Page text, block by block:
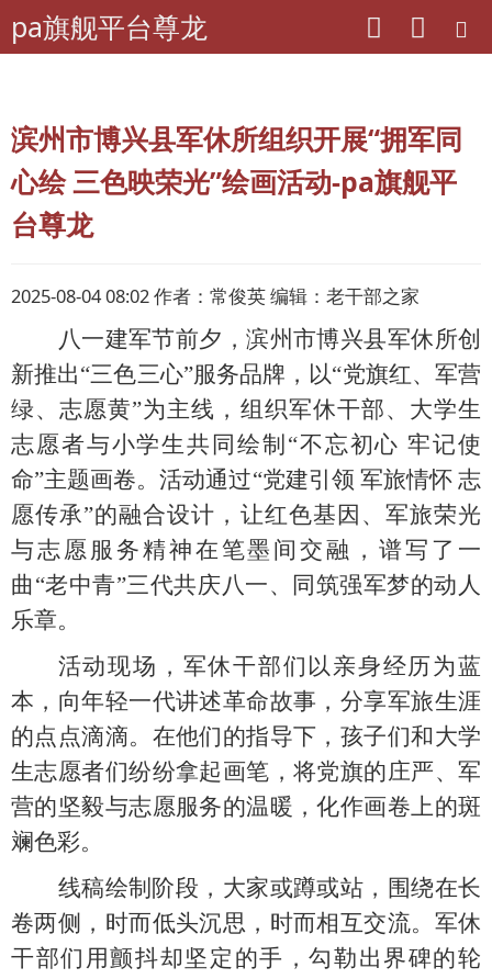
pa旗舰平台尊龙
pa旗舰平台尊龙 山东老干部工作
滨州市博兴县军休所组织开展“拥军同
心绘 三色映荣光”绘画活动-pa旗舰平
台尊龙
2025-08-04 08:02 作者：常俊英 编辑：老干部之家
八一建军节前夕，滨州市博兴县军休所创
新推出“三色三心”服务品牌，以“党旗红、军营
绿、志愿黄”为主线，组织军休干部、大学生
志愿者与小学生共同绘制“不忘初心 牢记使
命”主题画卷。活动通过“党建引领 军旅情怀 志
愿传承”的融合设计，让红色基因、军旅荣光
与志愿服务精神在笔墨间交融，谱写了一
曲“老中青”三代共庆八一、同筑强军梦的动人
乐章。
活动现场，军休干部们以亲身经历为蓝
本，向年轻一代讲述革命故事，分享军旅生涯
的点点滴滴。在他们的指导下，孩子们和大学
生志愿者们纷纷拿起画笔，将党旗的庄严、军
营的坚毅与志愿服务的温暖，化作画卷上的斑
斓色彩。
线稿绘制阶段，大家或蹲或站，围绕在长
卷两侧，时而低头沉思，时而相互交流。军休
干部们用颤抖却坚定的手，勾勒出界碑的轮